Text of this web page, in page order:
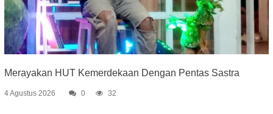
Merayakan HUT Kemerdekaan Dengan Pentas Sastra
4 Agustus 2026 0 32